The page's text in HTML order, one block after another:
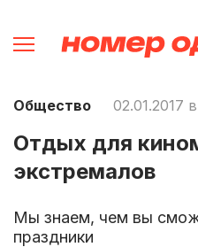
Общество 02.01.2017
Отдых для
экстремалов
Мы знаем, чем вы
праздники